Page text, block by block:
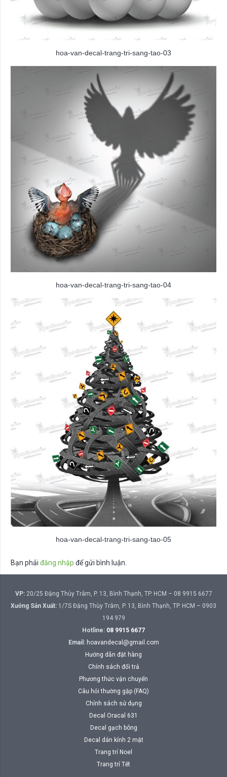
hoa-van-decal-trang-tri-sang-tao-03
hoa-van-decal-trang-tri-sang-tao-04
hoa-van-decal-trang-tri-sang-tao-05
Bạn phải đăng nhập để gửi bình luận.
VP:20/25 Đặng Thùy Trâm, P. 13, Bình Thạnh, TP. HCM – 08 9915 6677
Xưởng Sản Xuất: 1/7S Đặng Thùy Trâm, P. 13, Bình Thạnh, TP. HCM – 0903
194 979
Hotline: 08 9915 6677
Email: hoavandecal@gmail.com
Hướng dẫn đặt hàng
Chính sách đổi trả
Phương thức vận chuyển
Câu hỏi thường gặp (FAQ)
Chính sách sử dụng
Decal Oracal 631
Decal gạch bông
Decal dán kính 2 mặt
Trang trí Noel
Trang trí Tết